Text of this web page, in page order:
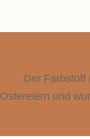
Der Farbstoff
Ostereiern und